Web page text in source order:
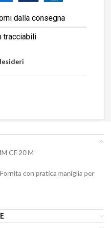
dalla consegna
tracciabili
CF 20 M
con pratica maniglia per